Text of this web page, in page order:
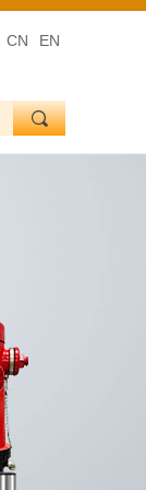
CN EN
끠